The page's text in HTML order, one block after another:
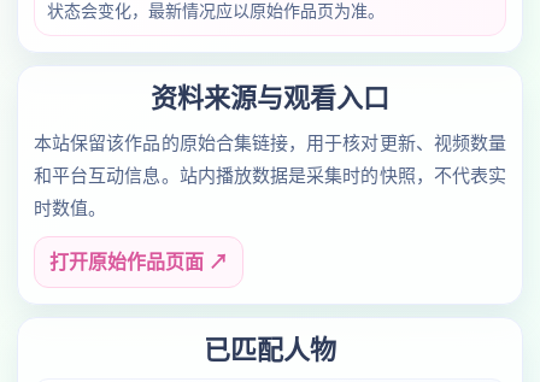
状态会变化，最新情况应以原始作品页为准。
资料来源与观看入口
本站保留该作品的原始合集链接，用于核对更新、视频数量
和平台互动信息。站内播放数据是采集时的快照，不代表实
时数值。
打开原始作品页面 ↗
已匹配人物